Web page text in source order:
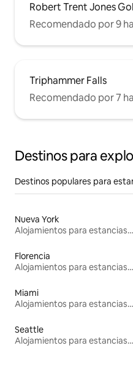
Robert Trent Jones
Recomendado por 9
Triphammer Falls
Recomendado por 7
Destinos para
Destinos populares para
Nueva York
Alojamientos para estancias largas
Florencia
Alojamientos para estancias largas
Miami
Alojamientos para estancias largas
Seattle
Alojamientos para estancias largas